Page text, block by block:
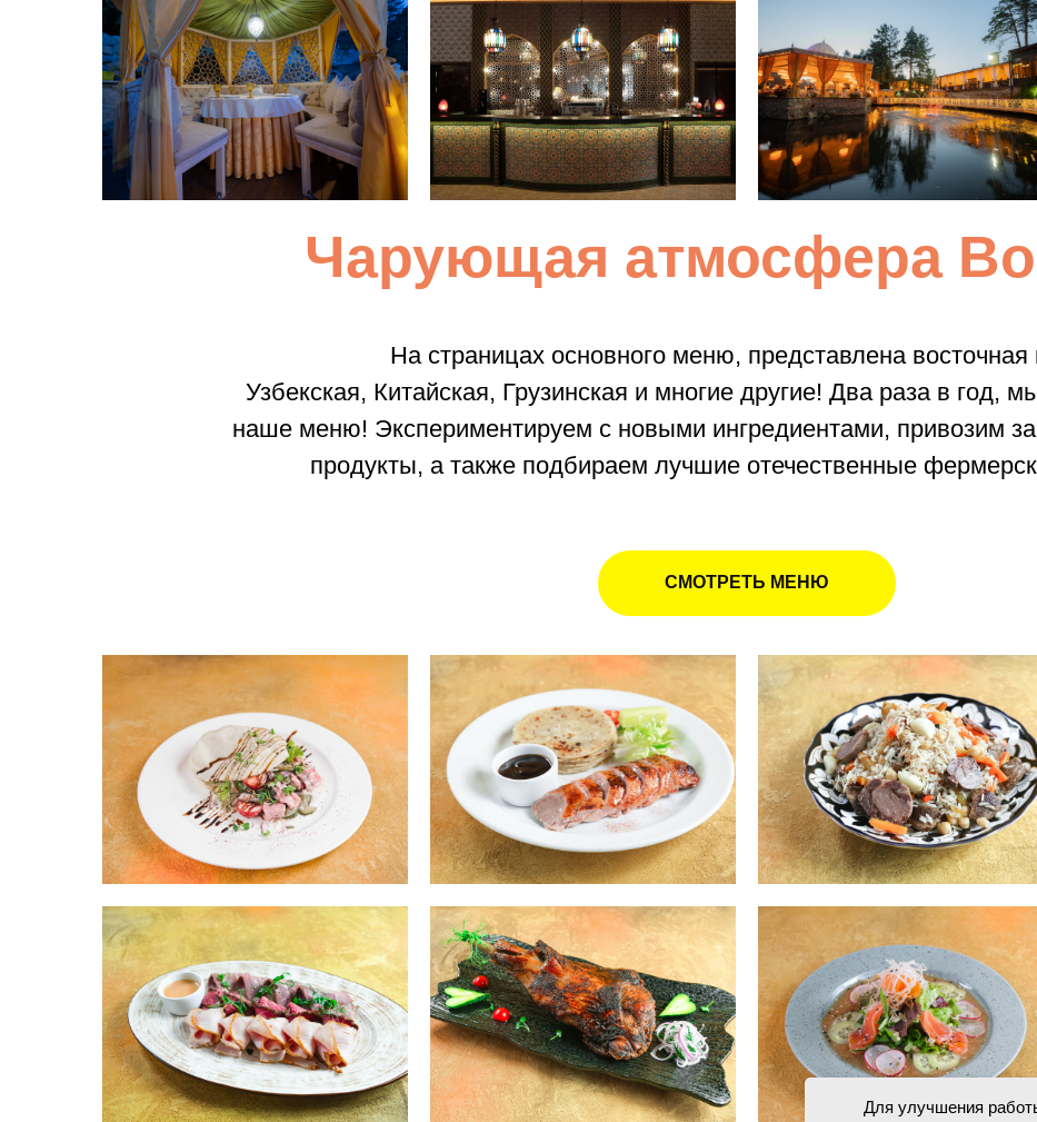
Чарующая атмосфера
На страницах основного меню, представлена восточная
Узбекская, Китайская, Грузинская и многие другие! Два раза в год,
наше меню! Экспериментируем с новыми ингредиентами, привозим
продукты, а также подбираем лучшие отечественные
СМОТРЕТЬ МЕНЮ
Для улучшения